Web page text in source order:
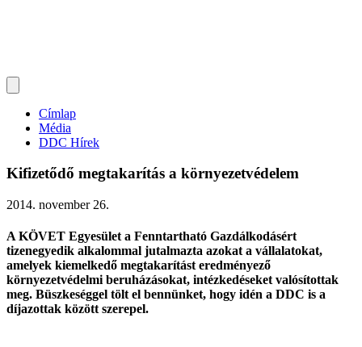
Címlap
Média
DDC Hírek
Kifizetődő megtakarítás a környezetvédelem
2014. november 26.
A KÖVET Egyesület a Fenntartható Gazdálkodásért
tizenegyedik alkalommal jutalmazta azokat a vállalatokat,
amelyek kiemelkedő megtakarítást eredményező
környezetvédelmi beruházásokat, intézkedéseket valósítottak
meg. Büszkeséggel tölt el bennünket, hogy idén a DDC is a
díjazottak között szerepel.